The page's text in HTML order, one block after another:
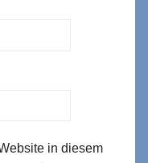
in diesem